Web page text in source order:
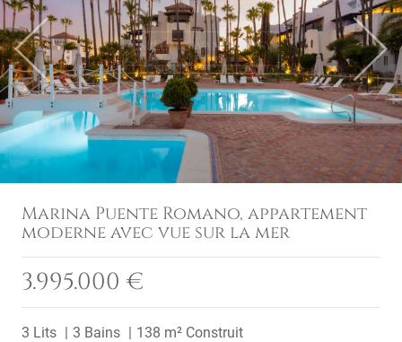
Previous Next
Marina Puente Romano, appartement
moderne avec vue sur la mer
3.995.000 €
3 Lits 3 Bains 138 m² Construit